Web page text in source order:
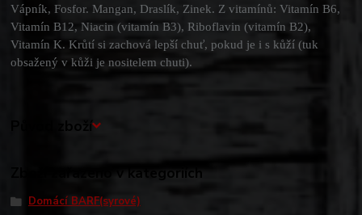
Vápník, Fosfor. Mangan, Draslík, Zinek. Z vitamínů: Vitamín B6,
Vitamín B12, Niacin (vitamín B3), Riboflavin (vitamín B2),
Vitamín K. Krůtí si zachová lepší chuť, pokud je i s kůží (tuk
obsažený v kůži je nositelem chuti).
Původ zboží
Zboží zařazeno v kategoriích
Domácí BARF(syrové)